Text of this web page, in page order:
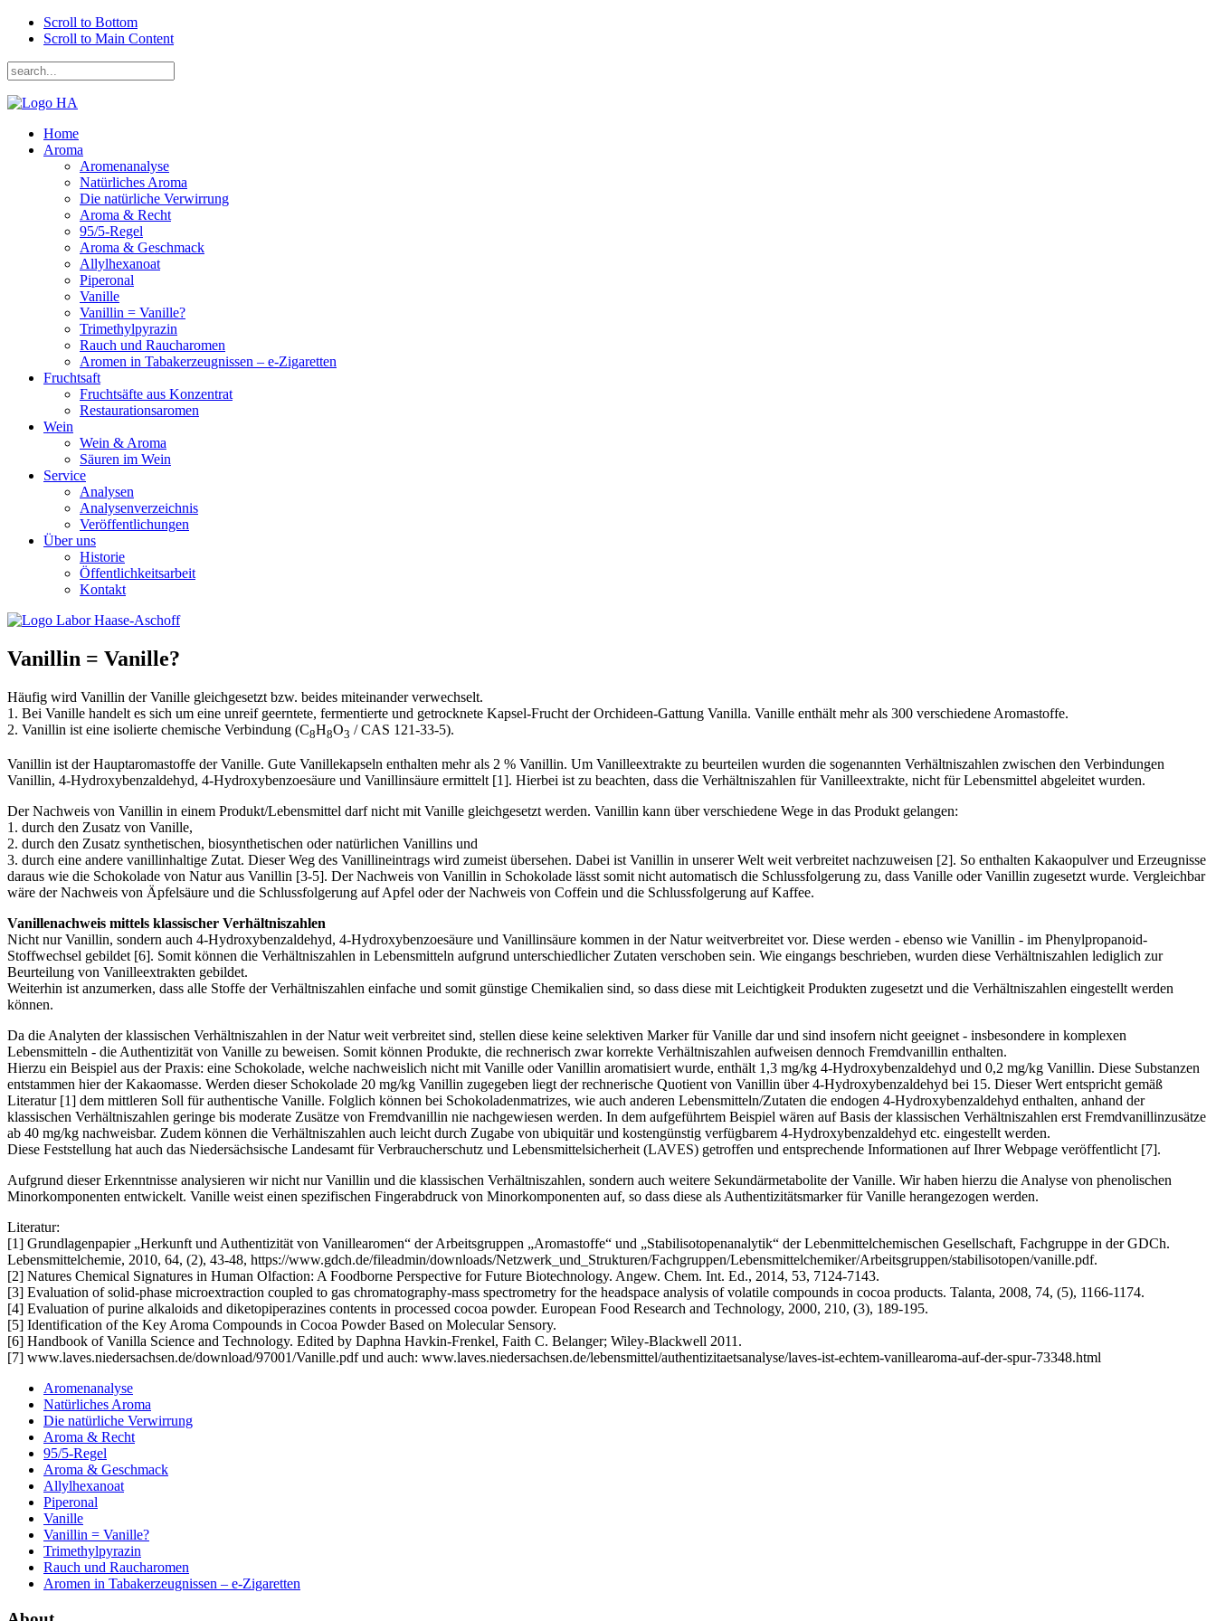
Scroll to Bottom
Scroll to Main Content
Home
Aroma
Aromenanalyse
Natürliches Aroma
Die natürliche Verwirrung
Aroma & Recht
95/5-Regel
Aroma & Geschmack
Allylhexanoat
Piperonal
Vanille
Vanillin = Vanille?
Trimethylpyrazin
Rauch und Raucharomen
Aromen in Tabakerzeugnissen – e-Zigaretten
Fruchtsaft
Fruchtsäfte aus Konzentrat
Restaurationsaromen
Wein
Wein & Aroma
Säuren im Wein
Service
Analysen
Analysenverzeichnis
Veröffentlichungen
Über uns
Historie
Öffentlichkeitsarbeit
Kontakt
Vanillin = Vanille?
Häufig wird Vanillin der Vanille gleichgesetzt bzw. beides miteinander verwechselt.
1. Bei Vanille handelt es sich um eine unreif geerntete, fermentierte und getrocknete Kapsel-Frucht der Orchideen-Gattung Vanilla. Vanille enthält mehr als 300 verschiedene Aromastoffe.
2. Vanillin ist eine isolierte chemische Verbindung (C8H8O3 / CAS 121-33-5).
Vanillin ist der Hauptaromastoffe der Vanille. Gute Vanillekapseln enthalten mehr als 2 % Vanillin. Um Vanilleextrakte zu beurteilen wurden die sogenannten Verhältniszahlen zwischen den Verbindungen
Vanillin, 4-Hydroxybenzaldehyd, 4-Hydroxybenzoesäure und Vanillinsäure ermittelt [1]. Hierbei ist zu beachten, dass die Verhältniszahlen für Vanilleextrakte, nicht für Lebensmittel abgeleitet wurden.
Der Nachweis von Vanillin in einem Produkt/Lebensmittel darf nicht mit Vanille gleichgesetzt werden. Vanillin kann über verschiedene Wege in das Produkt gelangen:
1. durch den Zusatz von Vanille,
2. durch den Zusatz synthetischen, biosynthetischen oder natürlichen Vanillins und
3. durch eine andere vanillinhaltige Zutat. Dieser Weg des Vanillineintrags wird zumeist übersehen. Dabei ist Vanillin in unserer Welt weit verbreitet nachzuweisen [2]. So enthalten Kakaopulver und Erzeugnisse
daraus wie die Schokolade von Natur aus Vanillin [3-5]. Der Nachweis von Vanillin in Schokolade lässt somit nicht automatisch die Schlussfolgerung zu, dass Vanille oder Vanillin zugesetzt wurde. Vergleichbar
wäre der Nachweis von Äpfelsäure und die Schlussfolgerung auf Apfel oder der Nachweis von Coffein und die Schlussfolgerung auf Kaffee.
Vanillenachweis mittels klassischer Verhältniszahlen
Nicht nur Vanillin, sondern auch 4-Hydroxybenzaldehyd, 4-Hydroxybenzoesäure und Vanillinsäure kommen in der Natur weitverbreitet vor. Diese werden - ebenso wie Vanillin - im Phenylpropanoid-
Stoffwechsel gebildet [6]. Somit können die Verhältniszahlen in Lebensmitteln aufgrund unterschiedlicher Zutaten verschoben sein. Wie eingangs beschrieben, wurden diese Verhältniszahlen lediglich zur
Beurteilung von Vanilleextrakten gebildet.
Weiterhin ist anzumerken, dass alle Stoffe der Verhältniszahlen einfache und somit günstige Chemikalien sind, so dass diese mit Leichtigkeit Produkten zugesetzt und die Verhältniszahlen eingestellt werden
können.
Da die Analyten der klassischen Verhältniszahlen in der Natur weit verbreitet sind, stellen diese keine selektiven Marker für Vanille dar und sind insofern nicht geeignet - insbesondere in komplexen
Lebensmitteln - die Authentizität von Vanille zu beweisen. Somit können Produkte, die rechnerisch zwar korrekte Verhältniszahlen aufweisen dennoch Fremdvanillin enthalten.
Hierzu ein Beispiel aus der Praxis: eine Schokolade, welche nachweislich nicht mit Vanille oder Vanillin aromatisiert wurde, enthält 1,3 mg/kg 4-Hydroxybenzaldehyd und 0,2 mg/kg Vanillin. Diese Substanzen
entstammen hier der Kakaomasse. Werden dieser Schokolade 20 mg/kg Vanillin zugegeben liegt der rechnerische Quotient von Vanillin über 4-Hydroxybenzaldehyd bei 15. Dieser Wert entspricht gemäß
Literatur [1] dem mittleren Soll für authentische Vanille. Folglich können bei Schokoladenmatrizes, wie auch anderen Lebensmitteln/Zutaten die endogen 4-Hydroxybenzaldehyd enthalten, anhand der
klassischen Verhältniszahlen geringe bis moderate Zusätze von Fremdvanillin nie nachgewiesen werden. In dem aufgeführtem Beispiel wären auf Basis der klassischen Verhältniszahlen erst Fremdvanillinzusätze
ab 40 mg/kg nachweisbar. Zudem können die Verhältniszahlen auch leicht durch Zugabe von ubiquitär und kostengünstig verfügbarem 4-Hydroxybenzaldehyd etc. eingestellt werden.
Diese Feststellung hat auch das Niedersächsische Landesamt für Verbraucherschutz und Lebensmittelsicherheit (LAVES) getroffen und entsprechende Informationen auf Ihrer Webpage veröffentlicht [7].
Aufgrund dieser Erkenntnisse analysieren wir nicht nur Vanillin und die klassischen Verhältniszahlen, sondern auch weitere Sekundärmetabolite der Vanille. Wir haben hierzu die Analyse von phenolischen
Minorkomponenten entwickelt. Vanille weist einen spezifischen Fingerabdruck von Minorkomponenten auf, so dass diese als Authentizitätsmarker für Vanille herangezogen werden.
Literatur:
[1] Grundlagenpapier „Herkunft und Authentizität von Vanillearomen“ der Arbeitsgruppen „Aromastoffe“ und „Stabilisotopenanalytik“ der Lebenmittelchemischen Gesellschaft, Fachgruppe in der GDCh.
Lebensmittelchemie, 2010, 64, (2), 43-48, https://www.gdch.de/fileadmin/downloads/Netzwerk_und_Strukturen/Fachgruppen/Lebensmittelchemiker/Arbeitsgruppen/stabilisotopen/vanille.pdf.
[2] Natures Chemical Signatures in Human Olfaction: A Foodborne Perspective for Future Biotechnology. Angew. Chem. Int. Ed., 2014, 53, 7124-7143.
[3] Evaluation of solid-phase microextraction coupled to gas chromatography-mass spectrometry for the headspace analysis of volatile compounds in cocoa products. Talanta, 2008, 74, (5), 1166-1174.
[4] Evaluation of purine alkaloids and diketopiperazines contents in processed cocoa powder. European Food Research and Technology, 2000, 210, (3), 189-195.
[5] Identification of the Key Aroma Compounds in Cocoa Powder Based on Molecular Sensory.
[6] Handbook of Vanilla Science and Technology. Edited by Daphna Havkin-Frenkel, Faith C. Belanger; Wiley-Blackwell 2011.
[7] www.laves.niedersachsen.de/download/97001/Vanille.pdf und auch: www.laves.niedersachsen.de/lebensmittel/authentizitaetsanalyse/laves-ist-echtem-vanillearoma-auf-der-spur-73348.html
Aromenanalyse
Natürliches Aroma
Die natürliche Verwirrung
Aroma & Recht
95/5-Regel
Aroma & Geschmack
Allylhexanoat
Piperonal
Vanille
Vanillin = Vanille?
Trimethylpyrazin
Rauch und Raucharomen
Aromen in Tabakerzeugnissen – e-Zigaretten